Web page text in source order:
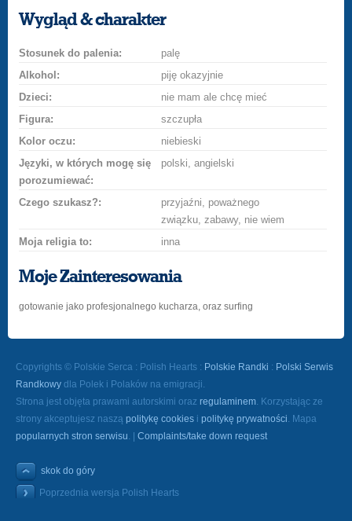
uśmiech
buziakasamochodem
szampana
drinka
różę
Wygląd & charakter
Stosunek do palenia:
palę
Alkohol:
piję okazyjnie
Dzieci:
nie mam ale chcę mieć
Figura:
szczupła
Kolor oczu:
niebieski
Języki, w których mogę się
porozumiewać:
polski, angielski
Czego szukasz?:
przyjaźni, poważnego
związku, zabawy, nie wiem
Moja religia to:
inna
Moje Zainteresowania
gotowanie jako profesjonalnego kucharza, oraz surfing
Copyrights © Polskie Serca : Polish Hearts : Polskie Randki : Polski Serwis
Randkowy dla Polek i Polaków na emigracji.
Strona jest objęta prawami autorskimi oraz regulaminem. Korzystając ze
strony akceptujesz naszą politykę cookies i politykę prywatności. Mapa
popularnych stron serwisu. | Complaints/take down request
skok do góry
Poprzednia wersja Polish Hearts